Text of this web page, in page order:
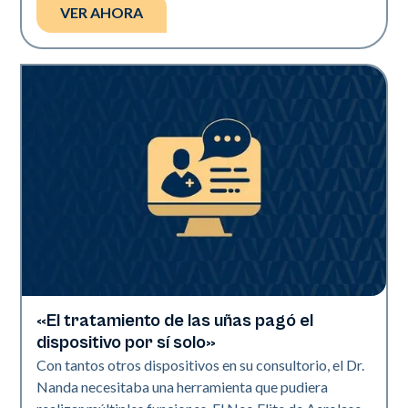
VER AHORA
Neo Elite | Vídeos
«El tratamiento de las uñas pagó el
dispositivo por sí solo»
Con tantos otros dispositivos en su consultorio, el Dr.
Nanda necesitaba una herramienta que pudiera